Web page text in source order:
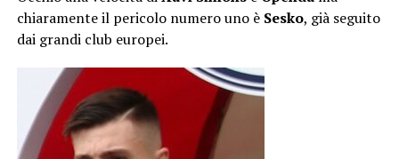
chiaramente il pericolo numero uno è Sesko, già seguito
dai grandi club europei.